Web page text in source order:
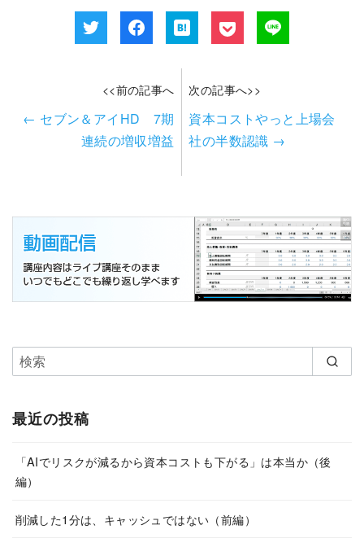
<<前の記事へ
← セブン＆アイHD 7期
連続の増収増益
次の記事へ>>
資本コストやっと上場会
社の半数認識 →
最近の投稿
「AIでリスクが減るから資本コストも下がる」は本当か（後
編）
削減した1分は、キャッシュではない（前編）